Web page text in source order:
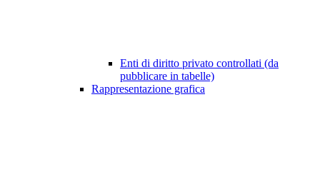
Enti di diritto privato controllati (da
pubblicare in tabelle)
Rappresentazione grafica